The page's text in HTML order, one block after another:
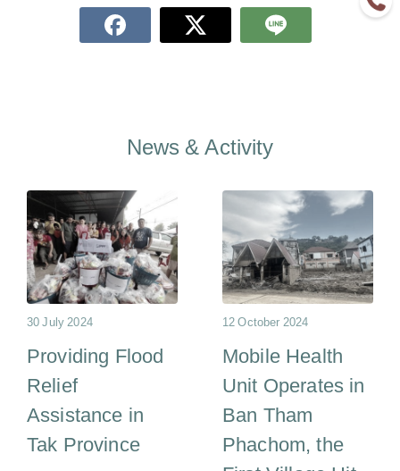
News & Activity
30 July 2024
Providing Flood
Relief
Assistance in
Tak Province
12 October 2024
Mobile Health
Unit Operates in
Ban Tham
Phachom, the